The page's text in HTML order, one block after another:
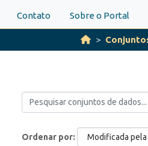
Contato Sobre o Portal
Ordenar por